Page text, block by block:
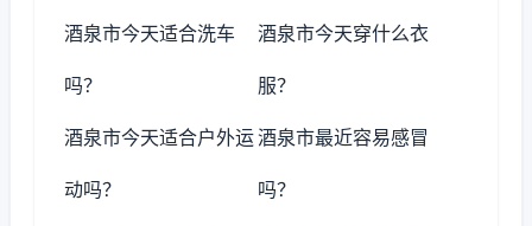
酒泉市今天适合洗车
吗？
酒泉市今天穿什么衣
服？
酒泉市今天适合户外运
动吗？
酒泉市最近容易感冒
吗？